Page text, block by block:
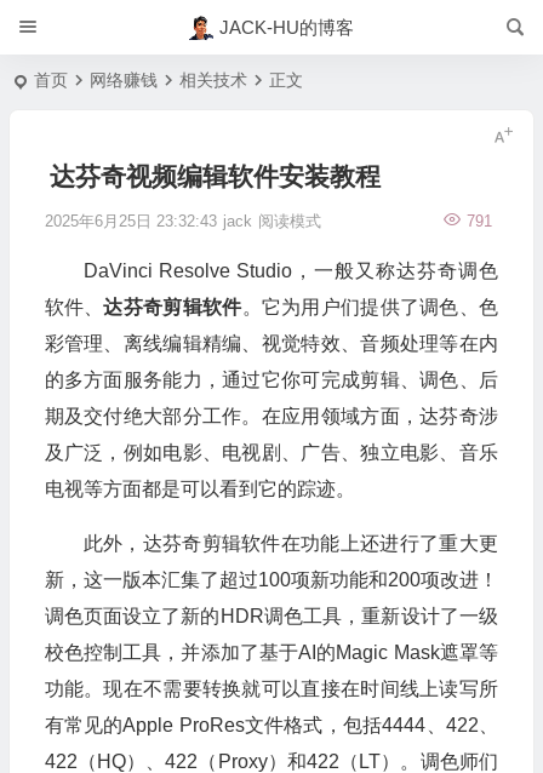
JACK-HU的博客
首页 网络赚钱 相关技术 正文
达芬奇视频编辑软件安装教程
2025年6月25日 23:32:43 jack 791
阅读模式
DaVinci Resolve Studio，一般又称达芬奇调色
软件、达芬奇剪辑软件。它为用户们提供了调色、色
彩管理、离线编辑精编、视觉特效、音频处理等在内
的多方面服务能力，通过它你可完成剪辑、调色、后
期及交付绝大部分工作。在应用领域方面，达芬奇涉
及广泛，例如电影、电视剧、广告、独立电影、音乐
电视等方面都是可以看到它的踪迹。
此外，达芬奇剪辑软件在功能上还进行了重大更
新，这一版本汇集了超过100项新功能和200项改进！
调色页面设立了新的HDR调色工具，重新设计了一级
校色控制工具，并添加了基于AI的Magic Mask遮罩等
功能。现在不需要转换就可以直接在时间线上读写所
有常见的Apple ProRes文件格式，包括4444、422、
422（HQ）、422（Proxy）和422（LT）。调色师们